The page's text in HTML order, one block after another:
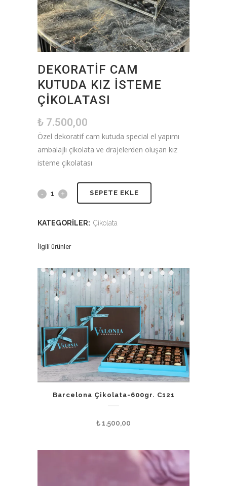
DEKORATIF CAM
KUTUDA KIZ İSTEME
ÇIKOLATASI
₺ 7.500,00
Özel dekoratif cam kutuda special el yapımı
ambalajlı çikolata ve drajelerden oluşan kız
isteme çikolatası
SEPETE EKLE
KATEGORILER: Çikolata
İlgili ürünler
Barcelona Çikolata-600gr. C121
₺1.500,00